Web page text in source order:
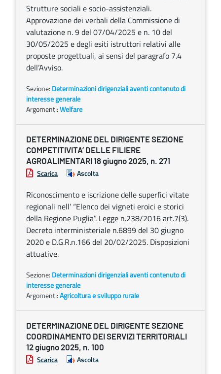
Strutture sociali e socio-assistenziali.
Approvazione dei verbali della Commissione di
valutazione n. 9 del 07/04/2025 e n. 10 del
30/05/2025 e degli esiti istruttori relativi alle
proposte progettuali, ai sensi del paragrafo 7.4
dell’Avviso.
Sezione: Determinazioni dirigenziali aventi contenuto di
interesse generale
Argomenti:Welfare
DETERMINAZIONE DEL DIRIGENTE SEZIONE
COMPETITIVITA’ DELLE FILIERE
AGROALIMENTARI 18 giugno 2025, n. 271
Scarica Ascolta
Riconoscimento e iscrizione delle superfici vitate
regionali nell’ “Elenco dei vigneti eroici e storici
della Regione Puglia”. Legge n.238/2016 art.7(3).
Decreto interministeriale n.6899 del 30 giugno
2020 e D.G.R.n.166 del 20/02/2025. Disposizioni
attuative.
Sezione: Determinazioni dirigenziali aventi contenuto di
interesse generale
Argomenti:Agricoltura e sviluppo rurale
DETERMINAZIONE DEL DIRIGENTE SEZIONE
COORDINAMENTO DEI SERVIZI TERRITORIALI
12 giugno 2025, n. 100
Scarica Ascolta